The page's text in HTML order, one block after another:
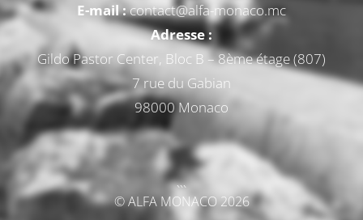
E-mail :contact@alfa-monaco.mc
Adresse :
Gildo Pastor Center, Bloc B – 8ème étage (807)
7 rue du Gabian
98000 Monaco
```
© ALFA MONACO 2026